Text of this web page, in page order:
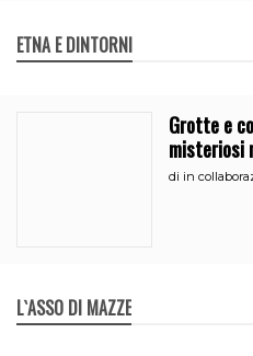
ETNA E DINTORNI
Grotte e
misteriosi
di in
L`ASSO DI MAZZE